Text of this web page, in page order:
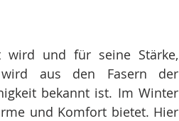
wird und für seine Stärke,
aus den Fasern der
bekannt ist. Im Winter
und Komfort bietet. Hier